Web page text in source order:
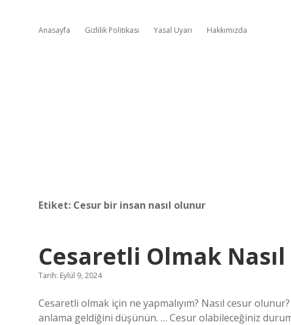
Anasayfa Gizlilik Politikası Yasal Uyarı Hakkımızda
Etiket: Cesur bir insan nasıl olunur
Cesaretli Olmak
Tarih: Eylül 9, 2024
Cesaretli olmak için ne yapmalıyım? Nasıl cesur
anlama geldiğini düşünün. … Cesur olabileceğiniz